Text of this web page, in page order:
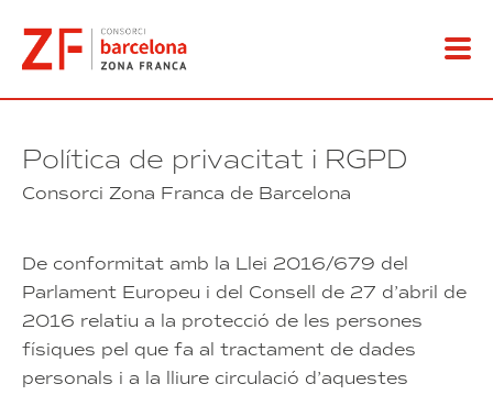
contenido
Política de privacitat i RGPD
Consorci Zona Franca de Barcelona
De conformitat amb la Llei 2016/679 del
Parlament Europeu i del Consell de 27 d’abril de
2016 relatiu a la protecció de les persones
físiques pel que fa al tractament de dades
personals i a la lliure circulació d’aquestes